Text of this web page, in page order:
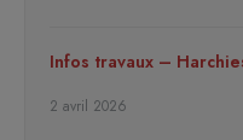
Infos travaux –
2 avril 2026